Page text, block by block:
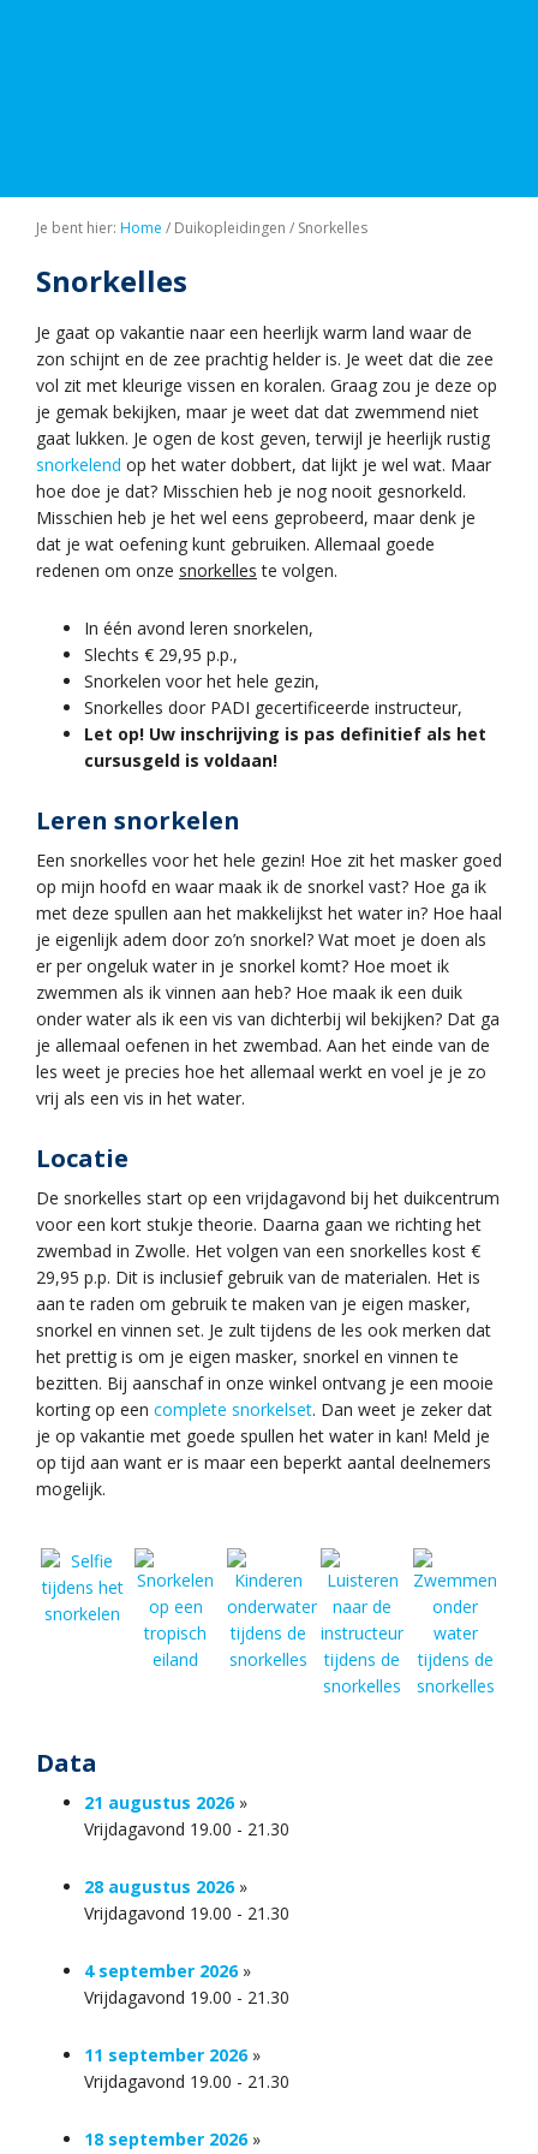
Je bent hier: Home / Duikopleidingen / Snorkelles
Snorkelles
Je gaat op vakantie naar een heerlijk warm land waar de
zon schijnt en de zee prachtig helder is. Je weet dat die zee
vol zit met kleurige vissen en koralen. Graag zou je deze op
je gemak bekijken, maar je weet dat dat zwemmend niet
gaat lukken. Je ogen de kost geven, terwijl je heerlijk rustig
snorkelend op het water dobbert, dat lijkt je wel wat. Maar
hoe doe je dat? Misschien heb je nog nooit gesnorkeld.
Misschien heb je het wel eens geprobeerd, maar denk je
dat je wat oefening kunt gebruiken. Allemaal goede
redenen om onze snorkelles te volgen.
In één avond leren snorkelen,
Slechts € 29,95 p.p.,
Snorkelen voor het hele gezin,
Snorkelles door PADI gecertificeerde instructeur,
Let op! Uw inschrijving is pas definitief als het
cursusgeld is voldaan!
Leren snorkelen
Een snorkelles voor het hele gezin! Hoe zit het masker goed
op mijn hoofd en waar maak ik de snorkel vast? Hoe ga ik
met deze spullen aan het makkelijkst het water in? Hoe haal
je eigenlijk adem door zo’n snorkel? Wat moet je doen als
er per ongeluk water in je snorkel komt? Hoe moet ik
zwemmen als ik vinnen aan heb? Hoe maak ik een duik
onder water als ik een vis van dichterbij wil bekijken? Dat ga
je allemaal oefenen in het zwembad. Aan het einde van de
les weet je precies hoe het allemaal werkt en voel je je zo
vrij als een vis in het water.
Locatie
De snorkelles start op een vrijdagavond bij het duikcentrum
voor een kort stukje theorie. Daarna gaan we richting het
zwembad in Zwolle. Het volgen van een snorkelles kost €
29,95 p.p. Dit is inclusief gebruik van de materialen. Het is
aan te raden om gebruik te maken van je eigen masker,
snorkel en vinnen set. Je zult tijdens de les ook merken dat
het prettig is om je eigen masker, snorkel en vinnen te
bezitten. Bij aanschaf in onze winkel ontvang je een mooie
korting op een complete snorkelset. Dan weet je zeker dat
je op vakantie met goede spullen het water in kan! Meld je
op tijd aan want er is maar een beperkt aantal deelnemers
mogelijk.
Data
21 augustus 2026»
Vrijdagavond 19.00 - 21.30
28 augustus 2026»
Vrijdagavond 19.00 - 21.30
4 september 2026»
Vrijdagavond 19.00 - 21.30
11 september 2026»
Vrijdagavond 19.00 - 21.30
18 september 2026»